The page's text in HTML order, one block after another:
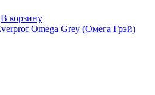
В корзину